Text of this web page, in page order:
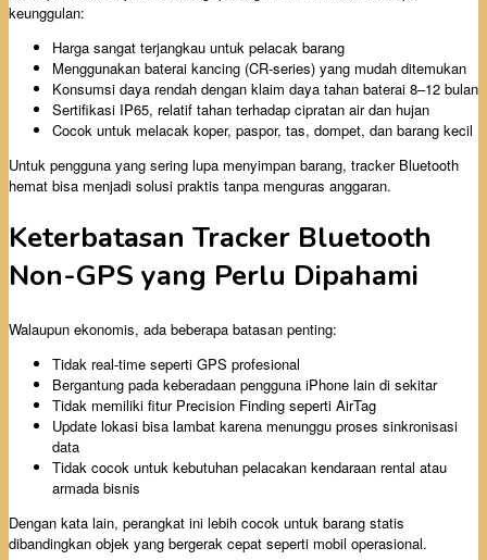
keunggulan:
Harga sangat terjangkau untuk pelacak barang
Menggunakan baterai kancing (CR-series) yang mudah ditemukan
Konsumsi daya rendah dengan klaim daya tahan baterai 8–12 bulan
Sertifikasi IP65, relatif tahan terhadap cipratan air dan hujan
Cocok untuk melacak koper, paspor, tas, dompet, dan barang kecil
Untuk pengguna yang sering lupa menyimpan barang, tracker Bluetooth
hemat bisa menjadi solusi praktis tanpa menguras anggaran.
Keterbatasan Tracker Bluetooth
Non-GPS yang Perlu Dipahami
Walaupun ekonomis, ada beberapa batasan penting:
Tidak real-time seperti GPS profesional
Bergantung pada keberadaan pengguna iPhone lain di sekitar
Tidak memiliki fitur Precision Finding seperti AirTag
Update lokasi bisa lambat karena menunggu proses sinkronisasi
data
Tidak cocok untuk kebutuhan pelacakan kendaraan rental atau
armada bisnis
Dengan kata lain, perangkat ini lebih cocok untuk barang statis
dibandingkan objek yang bergerak cepat seperti mobil operasional.